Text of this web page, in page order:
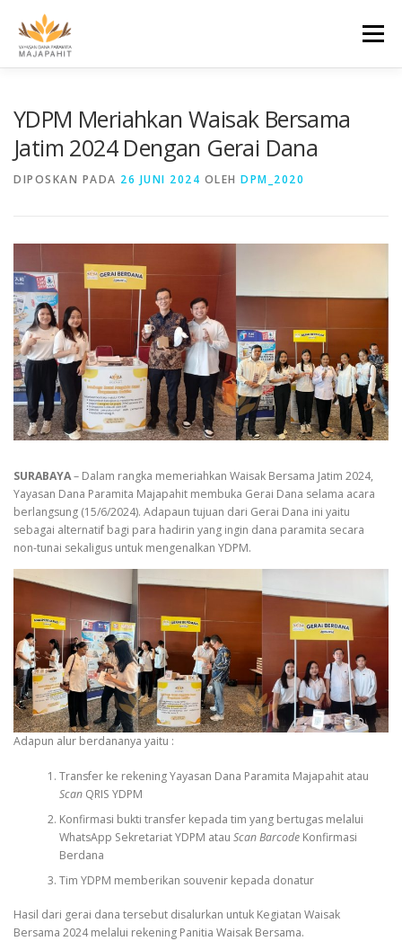
konten
Menu
YDPM Meriahkan Waisak Bersama
Jatim 2024 Dengan Gerai Dana
DIPOSKAN PADA 26 JUNI 2024 OLEH DPM_2020
SURABAYA– Dalam rangka memeriahkan Waisak Bersama Jatim 2024,
Yayasan Dana Paramita Majapahit membuka Gerai Dana selama acara
berlangsung (15/6/2024). Adapaun tujuan dari Gerai Dana ini yaitu
sebagai alternatif bagi para hadirin yang ingin dana paramita secara
non-tunai sekaligus untuk mengenalkan YDPM.
Adapun alur berdananya yaitu :
Transfer ke rekening Yayasan Dana Paramita Majapahit atau
ScanQRIS YDPM
Konfirmasi bukti transfer kepada tim yang bertugas melalui
WhatsApp Sekretariat YDPM atau Scan Barcode Konfirmasi
Berdana
Tim YDPM memberikan souvenir kepada donatur
Hasil dari gerai dana tersebut disalurkan untuk Kegiatan Waisak
Bersama 2024 melalui rekening Panitia Waisak Bersama.